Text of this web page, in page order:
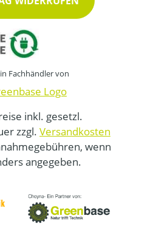
Fachhändler von
inkl. gesetzl.
zzgl. Versandkosten
wenn
angegeben.